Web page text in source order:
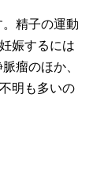
精子の運動
娠するには
瘤のほか、
明も多いの